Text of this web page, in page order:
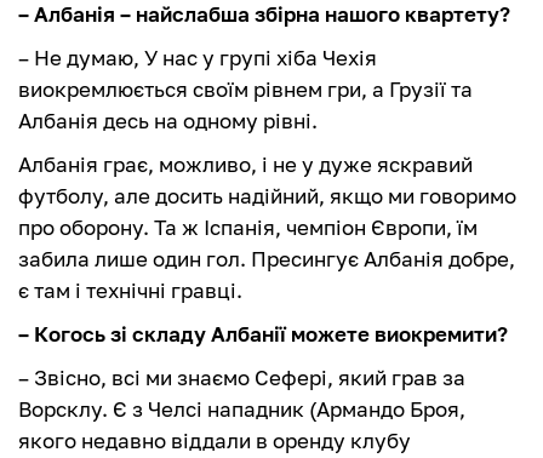
– Албанія – найслабша збірна нашого квартету?
– Не думаю, У нас у групі хіба Чехія
виокремлюється своїм рівнем гри, а Грузії та
Албанія десь на одному рівні.
Албанія грає, можливо, і не у дуже яскравий
футболу, але досить надійний, якщо ми говоримо
про оборону. Та ж Іспанія, чемпіон Європи, їм
забила лише один гол. Пресингує Албанія добре,
є там і технічні гравці.
– Когось зі складу Албанії можете виокремити?
– Звісно, всі ми знаємо Сефері, який грав за
Ворсклу. Є з Челсі нападник (Армандо Броя,
якого недавно віддали в оренду клубу